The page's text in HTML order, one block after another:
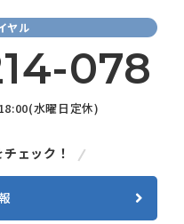
ヤル
078
水曜日定休)
ェック！